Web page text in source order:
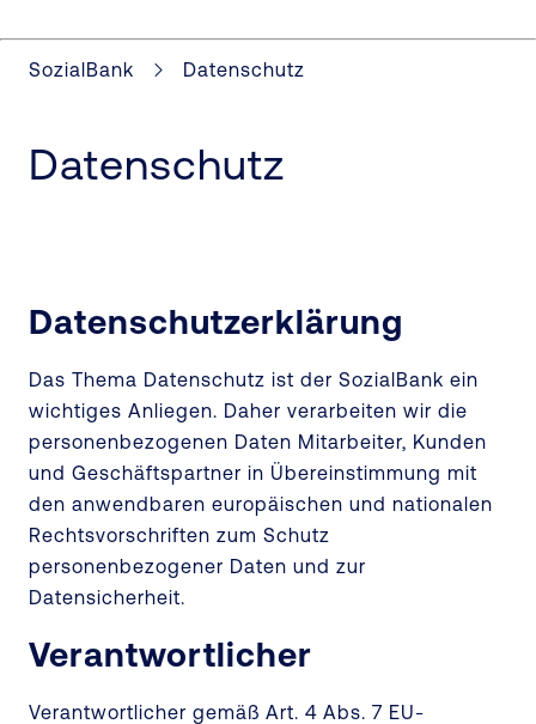
SozialBank Datenschutz
Datenschutz
Datenschutzerklärung
Das Thema Datenschutz ist der SozialBank ein
wichtiges Anliegen. Daher verarbeiten wir die
personenbezogenen Daten Mitarbeiter, Kunden
und Geschäftspartner in Übereinstimmung mit
den anwendbaren europäischen und nationalen
Rechtsvorschriften zum Schutz
personenbezogener Daten und zur
Datensicherheit.
Verantwortlicher
Verantwortlicher gemäß Art. 4 Abs. 7 EU-